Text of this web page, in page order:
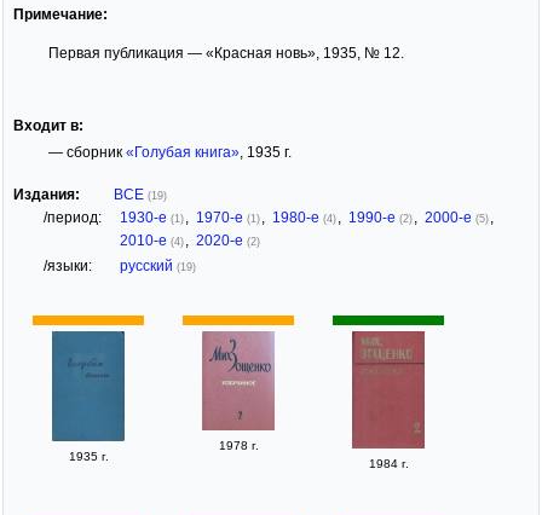
Примечание:
Первая публикация — «Красная новь», 1935, № 12.
Входит в:
— сборник «Голубая книга», 1935 г.
Издания: ВСЕ (19)
/период: 1930-е (1) 1970-е (1) 1980-е (4) 1990-е (2) 2000-е (5)
2010-е (4) 2020-е (2)
/языки: русский (19)
1935 г.
1978 г.
1984 г.